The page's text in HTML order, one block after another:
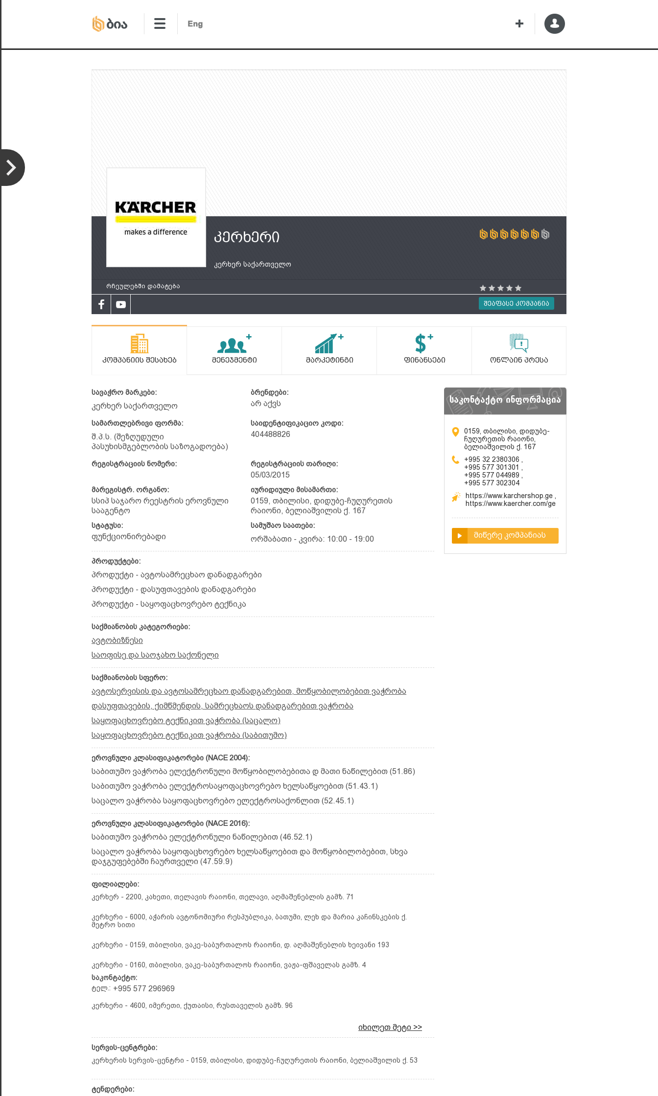
კერხერი
კერხერ საქართველო
Შეაფასე Კომპანია
რჩეულებში დამატება
Კომპანიის Შესახებ Მენეჯმენტი Მარკეტინგი Ფინანსები Ონლაინ Პრესა
სავაჭრო მარკები:
კერხერ საქართველო
ბრენდები:
არ აქვს
სამართლებრივი ფორმა:
შ.პ.ს. (შეზღუდული
პასუხისმგებლობის საზოგადოება)
საიდენტიფიკაციო კოდი:
404488826
რეგისტრაციის ნომერი: რეგისტრაციის თარიღი:
05/03/2015
მარეგისტრ. ორგანო:
სსიპ საჯარო რეესტრის ეროვნული
სააგენტო
იურიდიული მისამართი:
0159, თბილისი, დიდუბე-ჩუღურეთის
რაიონი, ბელიაშვილის ქ. 167
სტატუსი:
ფუნქციონირებადი
სამუშაო საათები:
ორშაბათი - კვირა: 10:00 - 19:00
პროდუქტები:
პროდუქტი - ავტოსამრეცხაო დანადგარები
პროდუქტი - დასუფთავების დანადგარები
პროდუქტი - საყოფაცხოვრებო ტექნიკა
საქმიანობის კატეგორიები:
ავტობიზნესი
საოფისე და საოჯახო საქონელი
საქმიანობის სფერო:
ავტოსერვისის და ავტოსამრეცხაო დანადგარებით, მოწყობილობებით ვაჭრობა
დასუფთავების, ქიმწმენდის, სამრეცხაოს დანადგარებით ვაჭრობა
საყოფაცხოვრებო ტექნიკით ვაჭრობა (საცალო)
საყოფაცხოვრებო ტექნიკით ვაჭრობა (საბითუმო)
ეროვნული კლასიფიკატორები (NACE 2004):
საბითუმო ვაჭრობა ელექტრონული მოწყობილობებითა დ მათი ნაწილებით (51.86)
საბითუმო ვაჭრობა ელექტროსაყოფაცხოვრებო ხელსაწყოებით (51.43.1)
საცალო ვაჭრობა საყოფაცხოვრებო ელექტროსაქონლით (52.45.1)
ეროვნული კლასიფიკატორები (NACE 2016):
საბითუმო ვაჭრობა ელექტრონული ნაწილებით (46.52.1)
საცალო ვაჭრობა საყოფაცხოვრებო ხელსაწყოებით და მოწყობილობებით, სხვა
დაჯგუფებებში ჩაურთველი (47.59.9)
ფილიალები:
კერხერ - 2200, კახეთი, თელავის რაიონი, თელავი, აღმაშენებლის გამზ. 71
კერხერი - 6000, აჭარის ავტონომიური რესპუბლიკა, ბათუმი, ლეხ და მარია კაჩინსკების ქ.
მეტრო სითი
კერხერი - 0159, თბილისი, ვაკე-საბურთალოს რაიონი, დ. აღმაშენებლის ხეივანი 193
კერხერი - 0160, თბილისი, ვაკე-საბურთალოს რაიონი, ვაჟა-ფშაველას გამზ. 4
საკონტაქტო:
ტელ.: +995 577 296969
კერხერი - 4600, იმერეთი, ქუთაისი, რუსთაველის გამზ. 96
იხილეთ მეტი >>
სერვის-ცენტრები:
კერხერის სერვის-ცენტრი - 0159, თბილისი, დიდუბე-ჩუღურეთის რაიონი, ბელიაშვილის ქ. 53
ტენდერები:
საკონტაქტო ინფორმაცია
0159, თბილისი, დიდუბე-
ჩუღურეთის რაიონი,
ბელიაშვილის ქ. 167
+995 32 2380306
+995 577 301301
+995 577 044989
+995 577 302304
https://www.karchershop.ge
https://www.kaercher.com/ge
მიწერე კომპანიას